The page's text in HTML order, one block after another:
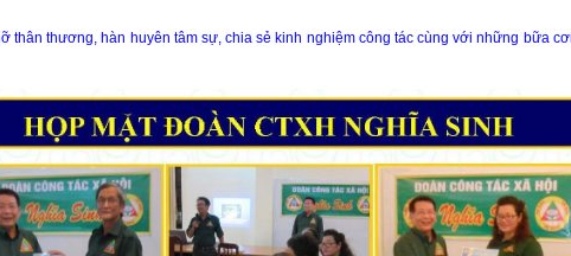
thương, hàn huyên tâm sự, chia sẻ kinh nghiệm công tác cùng với những bữa